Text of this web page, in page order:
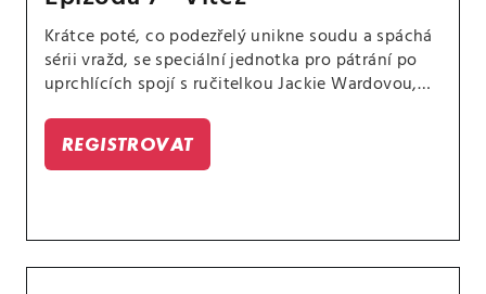
Krátce poté, co podezřelý unikne soudu a spáchá
sérii vražd, se speciální jednotka pro pátrání po
uprchlících spojí s ručitelkou Jackie Wardovou,
ve svém milostném životě kupředu.
REGISTROVAT